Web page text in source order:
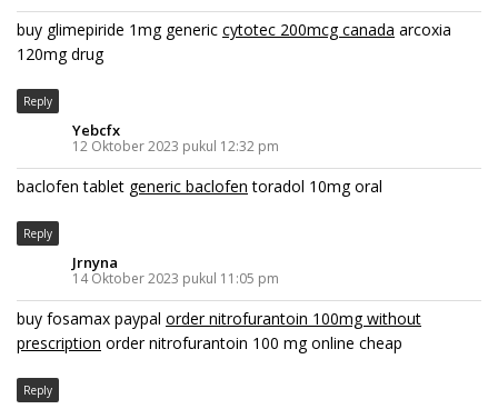
buy glimepiride 1mg generic cytotec 200mcg canada arcoxia
120mg drug
Reply
Yebcfx
12 Oktober 2023 pukul 12:32 pm
baclofen tablet generic baclofen toradol 10mg oral
Reply
Jrnyna
14 Oktober 2023 pukul 11:05 pm
buy fosamax paypal order nitrofurantoin 100mg without
prescription order nitrofurantoin 100 mg online cheap
Reply